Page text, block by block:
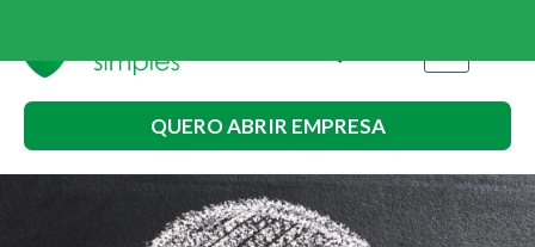
QUERO ABRIR EMPRESA